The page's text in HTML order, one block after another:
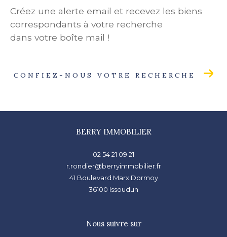
Créez une alerte email et recevez les biens
correspondants à votre recherche
dans votre boîte mail !
CONFIEZ-NOUS VOTRE RECHERCHE
BERRY IMMOBILIER
02 54 21 09 21
r.rondier@berryimmobilier.fr
41 Boulevard Marx Dormoy
36100 issoudun
Nous suivre sur